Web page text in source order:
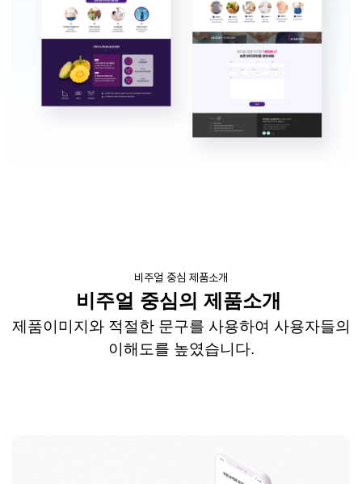
비주얼 중심 제품소개
비주얼 중심의 제품소개
제품이미지와 적절한 문구를 사용하여 사용자들의
이해도를 높였습니다.